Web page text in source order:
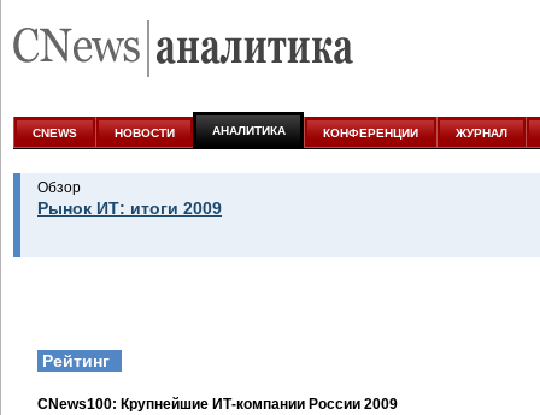
аналитике
CNEWS НОВОСТИ АНАЛИТИКА КОНФЕРЕНЦИИ ЖУРНАЛ
Обзор
Рынок ИТ: итоги 2009
Рейтинг
CNews100: Крупнейшие ИТ-компании России 2009